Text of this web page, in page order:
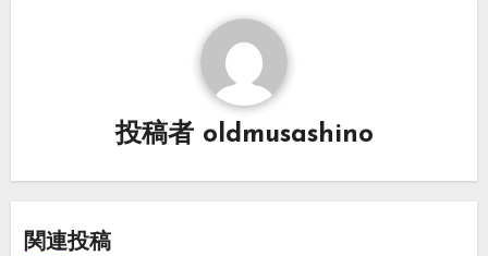
投稿者 oldmusashino
関連投稿